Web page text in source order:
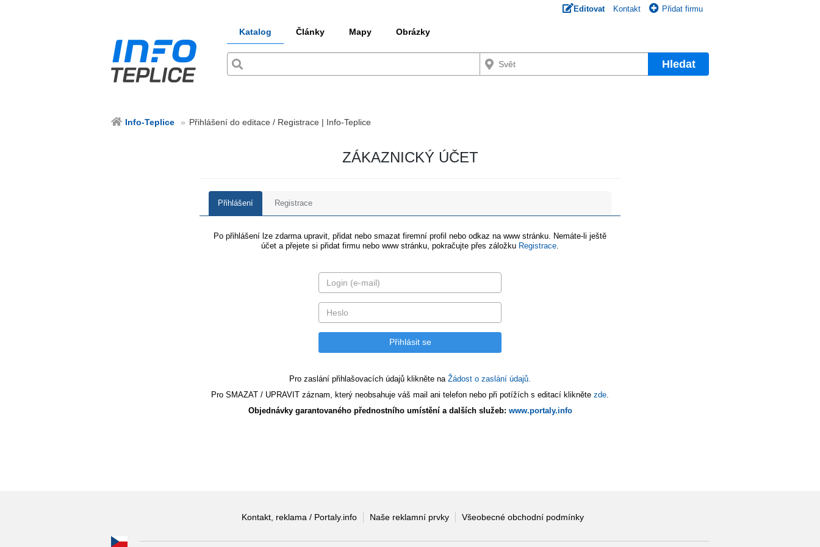
Editovat Kontakt Přidat firmu
Katalog Články Mapy Obrázky
Hledat
Info-Teplice Přihlášení do editace / Registrace | Info-Teplice
ZÁKAZNICKÝ ÚČET
Přihlášení Registrace
Po přihlášení lze zdarma upravit, přidat nebo smazat firemní profil nebo odkaz na www stránku. Nemáte-li ještě
účet a přejete si přidat firmu nebo www stránku, pokračujte přes záložku Registrace
Pro zaslání přihlašovacích údajů klikněte na Žádost o zaslání údajů.
Pro SMAZAT / UPRAVIT záznam, který neobsahuje váš mail ani telefon nebo při potížích s editací klikněte zde
Objednávky garantovaného přednostního umístění a dalších služeb: www.portaly.info
Kontakt, reklama / Portaly.info Naše reklamní prvky Všeobecné obchodní podmínky